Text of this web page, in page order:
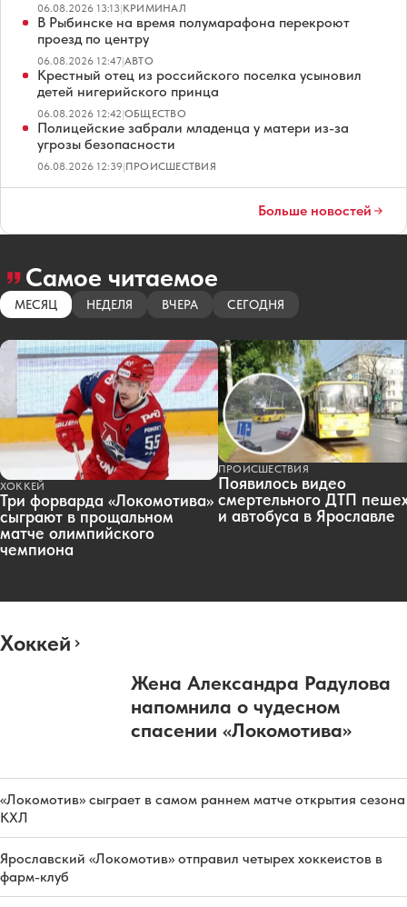
06.08.2026 13:13|КРИМИНАЛ
В Рыбинске на время полумарафона перекроют
проезд по центру
06.08.2026 12:47|АВТО
Крестный отец из российского поселка усыновил
детей нигерийского принца
06.08.2026 12:42|ОБЩЕСТВО
Полицейские забрали младенца у матери из-за
угрозы безопасности
06.08.2026 12:39|ПРОИСШЕСТВИЯ
Больше новостей
Самое читаемое
МЕСЯЦ НЕДЕЛЯ ВЧЕРА СЕГОДНЯ
ХОККЕЙ
Три форварда «Локомотива»
сыграют в прощальном
матче олимпийского
чемпиона
ПРОИСШЕСТВИЯ
Появилось видео
смертельного ДТП
и автобуса в Ярославле
Хоккей
Жена Александра Радулова
напомнила о чудесном
спасении «Локомотива»
«Локомотив» сыграет в самом раннем матче открытия сезона
КХЛ
Ярославский «Локомотив» отправил четырех хоккеистов в
фарм-клуб